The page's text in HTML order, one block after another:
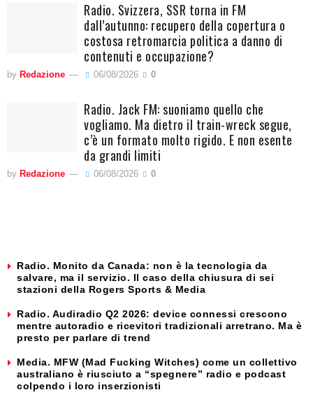
Radio. Svizzera, SSR torna in FM
dall’autunno: recupero della copertura o
costosa retromarcia politica a danno di
contenuti e occupazione?
by Redazione 06/08/2026 0
Radio. Jack FM: suoniamo quello che
vogliamo. Ma dietro il train-wreck segue,
c’è un formato molto rigido. E non esente
da grandi limiti
by Redazione 06/08/2026 0
Radio. Monito da Canada: non è la tecnologia da
salvare, ma il servizio. Il caso della chiusura di sei
stazioni della Rogers Sports & Media
Radio. Audiradio Q2 2026: device connessi crescono
mentre autoradio e ricevitori tradizionali arretrano. Ma è
presto per parlare di trend
Media. MFW (Mad Fucking Witches) come un collettivo
australiano è riusciuto a “spegnere” radio e podcast
colpendo i loro inserzionisti